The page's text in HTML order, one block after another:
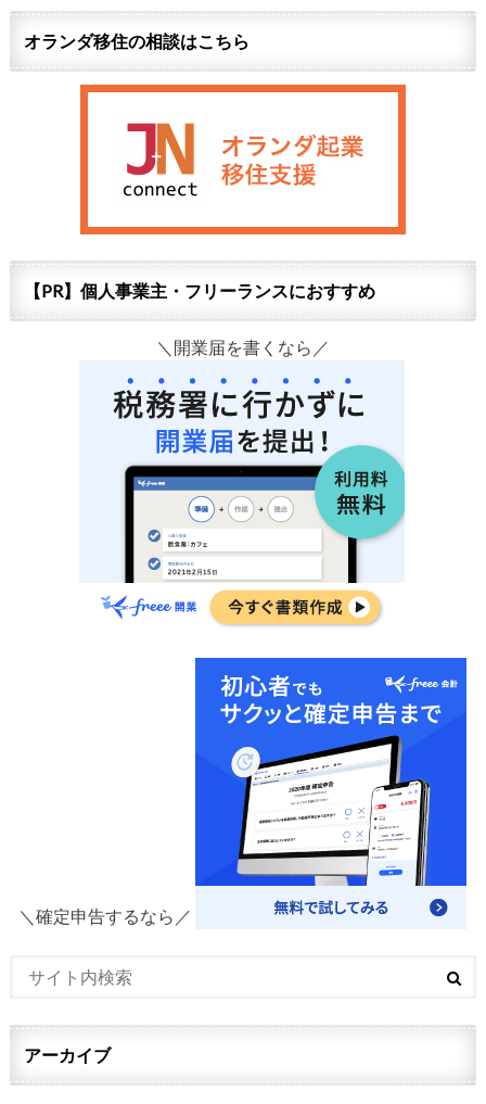
オランダ移住の相談はこちら
【PR】個人事業主・フリーランスにおすすめ
＼開業届を書くなら／
＼確定申告するなら／
アーカイブ